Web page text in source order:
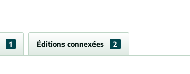
1 Éditions connexées 2